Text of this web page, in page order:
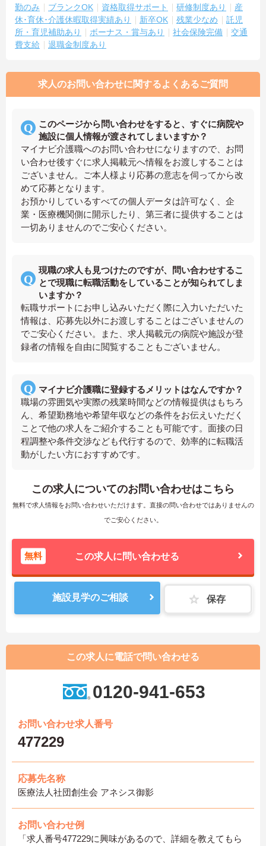
勤のみ
ブランクOK 資格取得サポート 研修制度あり
産
休･育休･介護休暇取得実績あり
新卒OK 残業少なめ
託児
所・育児補助あり
ボーナス・賞与あり 社会保険完備
交通
費支給
退職金制度あり
求人のお問い合わせに関するよくあるご質問
このページから問い合わせをすると、すぐに病院や
施設に個人情報が渡されてしまいますか？
マイナビ介護職へのお問い合わせになりますので、お問
い合わせ後すぐに求人掲載元へ情報をお渡しすることは
ございません。ご本人様より応募の意志を伺ってから改
めて応募となります。
お預かりしているすべての個人データは許可なく、企
業・医療機関側に開示したり、第三者に提供することは
一切ありませんのでご安心ください。
現職の求人も見つけたのですが、問い合わせするこ
とで現職に転職活動をしていることが知られてしま
いますか？
転職サポートにお申し込みいただく際に入力いただいた
情報は、応募先以外にお渡しすることはございませんの
でご安心ください。また、求人掲載元の病院や施設が登
録者の情報を自由に閲覧することもございません。
マイナビ介護職に登録するメリットはなんですか？
職場の雰囲気や実際の残業時間などの情報提供はもちろ
ん、希望勤務地や希望年収などの条件をお伝えいただく
ことで他の求人をご紹介することも可能です。面接の日
程調整や条件交渉なども代行するので、効率的に転職活
動がしたい方におすすめです。
この求人についてのお問い合わせはこちら
無料で求人情報をお問い合わせいただけます。直接の問い合わせではありませんの
でご安心ください。
無料 この求人に問い合わせる
施設見学のご相談 保存
この求人に電話で問い合わせる
0120-941-653
お問い合わせ求人番号
477229
応募先名称
医療法人社団創生会 アネシス御影
お問い合わせ例
「求人番号477229に興味があるので、詳細を教えてもら